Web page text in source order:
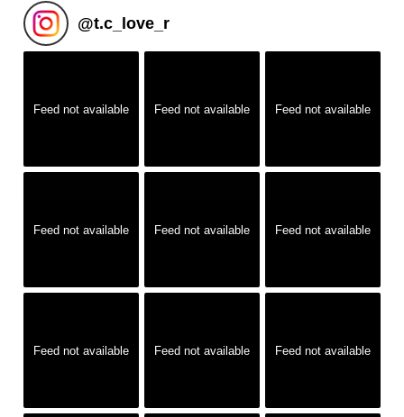
@t.c_love_r
Feed not available Feed not available Feed not available
Feed not available Feed not available Feed not available
Feed not available Feed not available Feed not available